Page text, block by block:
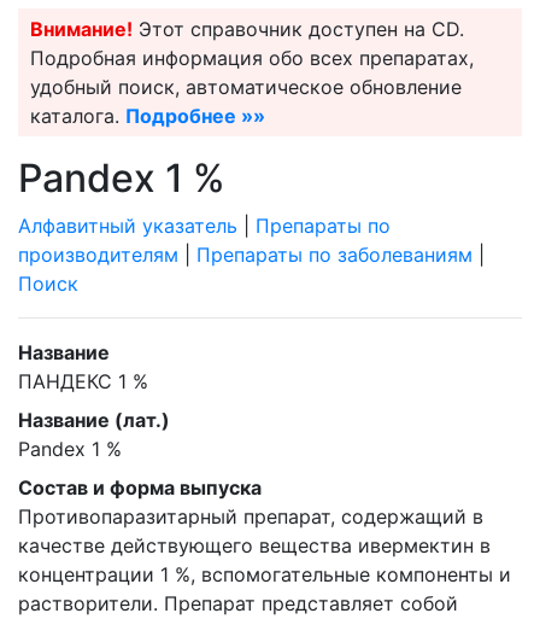
Внимание! Этот справочник доступен на CD.
Подробная информация обо всех препаратах,
удобный поиск, автоматическое обновление
каталога. Подробнее »»
Pandex 1 %
Алфавитный указатель
Препараты по
производителям
Препараты по заболеваниям
Поиск
Название
ПАНДЕКС 1 %
Название (лат.)
Pandex 1 %
Состав и форма выпуска
Противопаразитарный препарат, содержащий в
качестве действующего вещества ивермектин в
концентрации 1 %, вспомогательные компоненты и
растворители. Препарат представляет собой